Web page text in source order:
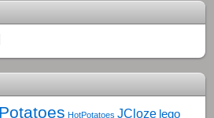
HotPotatoes JCloze lego